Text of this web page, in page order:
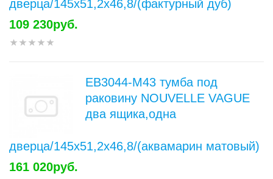
дверца/145x51,2х46,8/(фактурный дуб)
109 230руб.
EB3044-M43 тумба под
раковину NOUVELLE VAGUE
два ящика,одна
дверца/145x51,2х46,8/(аквамарин матовый)
161 020руб.